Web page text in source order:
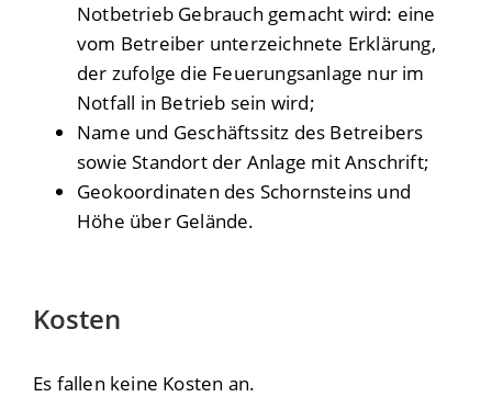
Notbetrieb Gebrauch gemacht wird: eine
vom Betreiber unterzeichnete Erklärung,
der zufolge die Feuerungsanlage nur im
Notfall in Betrieb sein wird;
Name und Geschäftssitz des Betreibers
sowie Standort der Anlage mit Anschrift;
Geokoordinaten des Schornsteins und
Höhe über Gelände.
Kosten
Es fallen keine Kosten an.